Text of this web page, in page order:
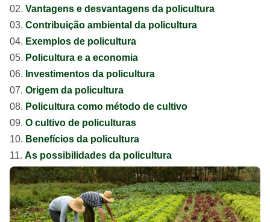
Vantagens e desvantagens da policultura
Contribuição ambiental da policultura
Exemplos de policultura
Policultura e a economia
Investimentos da policultura
Origem da policultura
Policultura como método de cultivo
O cultivo de policulturas
Benefícios da policultura
As possibilidades da policultura